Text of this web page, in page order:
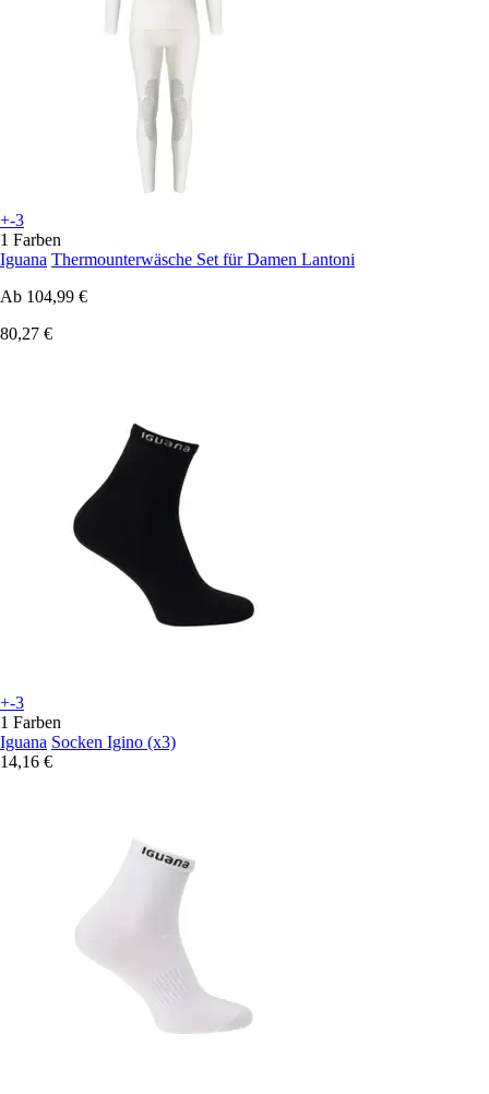
+-3
1 Farben
Iguana Thermounterwäsche Set für Damen Lantoni
Ab 104,99 €
80,27 €
+-3
1 Farben
Iguana Socken Igino (x3)
14,16 €